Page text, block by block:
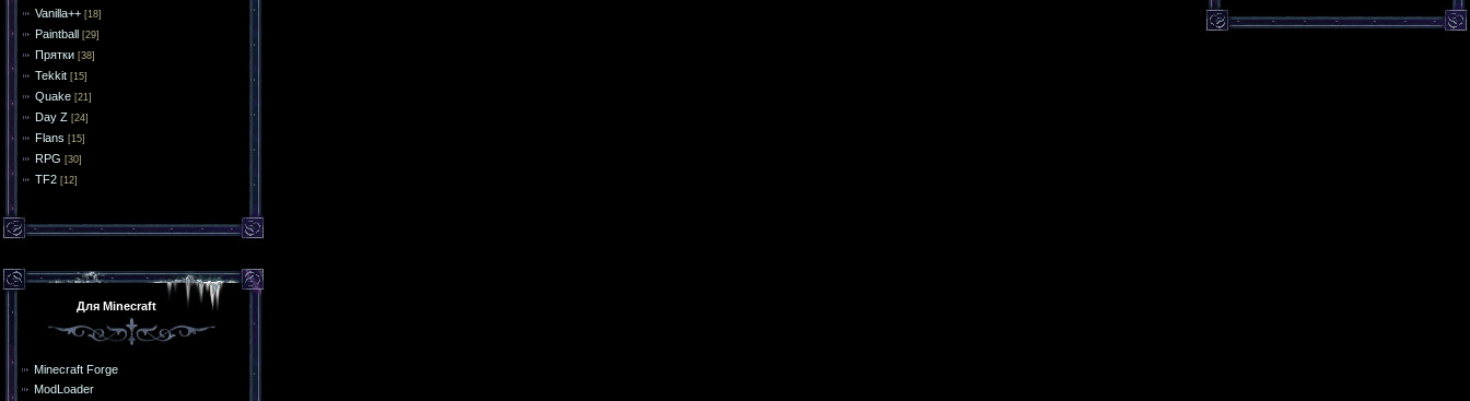
Vanilla++ [18]
Paintball [29]
Прятки [38]
Tekkit [15]
Quake [21]
Day Z [24]
Flans [15]
RPG [30]
TF2 [12]
Для Minecraft
Minecraft Forge
ModLoader